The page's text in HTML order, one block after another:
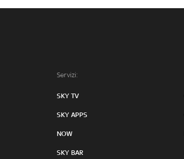
Servizi:
SKY TV
SKY APPS
NOW
SKY BAR